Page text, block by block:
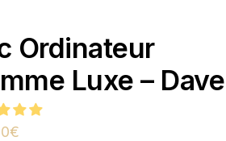
Ordinateur
Luxe – Dave
€